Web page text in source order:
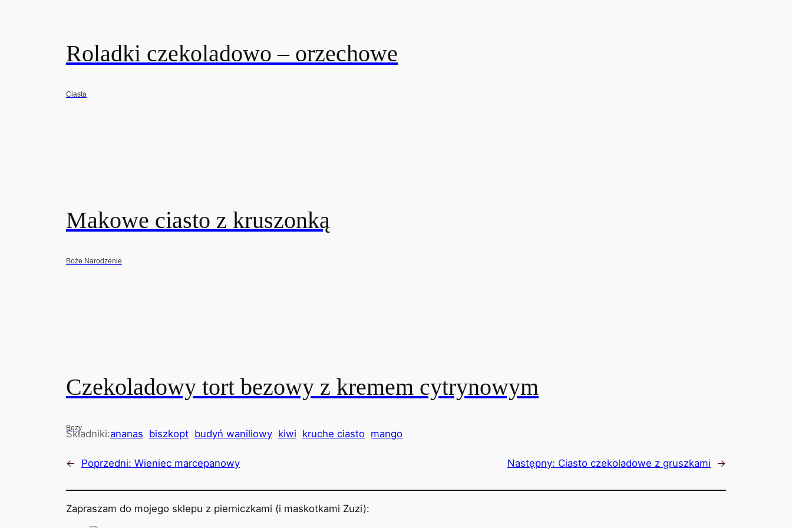
Roladki czekoladowo – orzechowe
Ciasta
Makowe ciasto z kruszonką
Boże Narodzenie
Czekoladowy tort bezowy z kremem cytrynowym
Bezy
Składniki:ananas biszkopt budyń waniliowy kiwi kruche ciasto mango
← Poprzedni: Wieniec marcepanowy Następny: Ciasto czekoladowe z gruszkami →
Zapraszam do mojego sklepu z pierniczkami (i maskotkami Zuzi):